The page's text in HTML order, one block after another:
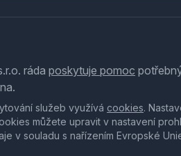
ráda poskytuje pomoc
služeb využívá cookies.
můžete upravit v nastavení
v souladu s nařízením Evropské